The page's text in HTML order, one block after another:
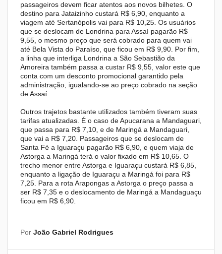
passageiros devem ficar atentos aos novos bilhetes. O
destino para Jataizinho custará R$ 6,90, enquanto a
viagem até Sertanópolis vai para R$ 10,25. Os usuários
que se deslocam de Londrina para Assaí pagarão R$
9,55, o mesmo preço que será cobrado para quem vai
até Bela Vista do Paraíso, que ficou em R$ 9,90. Por fim,
a linha que interliga Londrina a São Sebastião da
Amoreira também passa a custar R$ 9,55, valor este que
conta com um desconto promocional garantido pela
administração, igualando-se ao preço cobrado na seção
de Assaí.
Outros trajetos bastante utilizados também tiveram suas
tarifas atualizadas. É o caso de Apucarana a Mandaguari,
que passa para R$ 7,10, e de Maringá a Mandaguari,
que vai a R$ 7,20. Passageiros que se deslocam de
Santa Fé a Iguaraçu pagarão R$ 6,90, e quem viaja de
Astorga a Maringá terá o valor fixado em R$ 10,65. O
trecho menor entre Astorga e Iguaraçu custará R$ 6,85,
enquanto a ligação de Iguaraçu a Maringá foi para R$
7,25. Para a rota Arapongas a Astorga o preço passa a
ser R$ 7,35 e o deslocamento de Maringá a Mandaguaçu
ficou em R$ 6,90.
Por João Gabriel Rodrigues